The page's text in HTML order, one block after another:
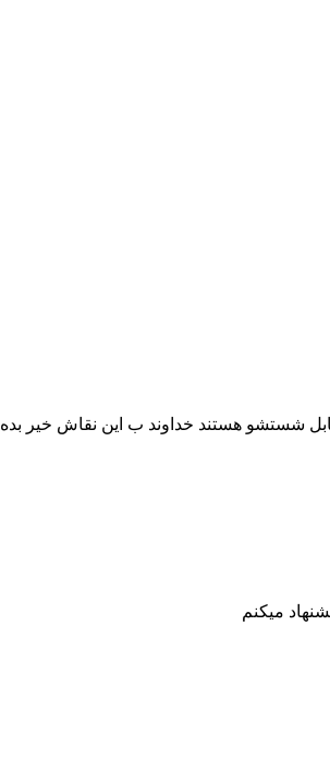
شستشو هستند خداوند ب این نقاش خیر بده
میکنم